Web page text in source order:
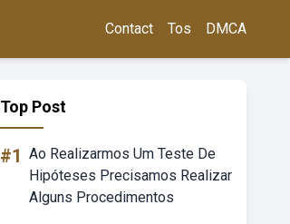
Contact Tos DMCA
Top Post
#1 Ao Realizarmos Um Teste De
Hipóteses Precisamos Realizar
Alguns Procedimentos